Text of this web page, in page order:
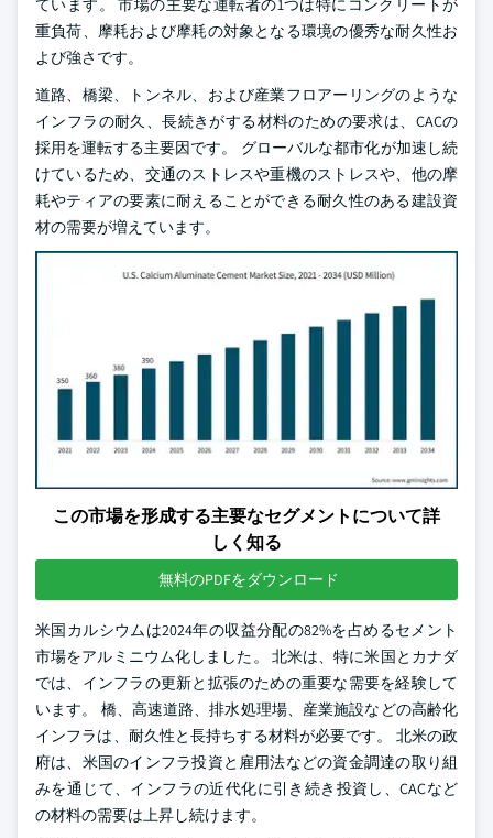
ています。 市場の主要な運転者の1つは特にコンクリートが
重負荷、摩耗および摩耗の対象となる環境の優秀な耐久性お
よび強さです。
道路、橋梁、トンネル、および産業フロアーリングのような
インフラの耐久、長続きがする材料のための要求は、CACの
採用を運転する主要因です。 グローバルな都市化が加速し続
けているため、交通のストレスや重機のストレスや、他の摩
耗やティアの要素に耐えることができる耐久性のある建設資
材の需要が増えています。
この市場を形成する主要なセグメントについて詳
しく知る
無料のPDFをダウンロード
米国カルシウムは2024年の収益分配の82%を占めるセメント
市場をアルミニウム化しました。 北米は、特に米国とカナダ
では、インフラの更新と拡張のための重要な需要を経験して
います。 橋、高速道路、排水処理場、産業施設などの高齢化
インフラは、耐久性と長持ちする材料が必要です。 北米の政
府は、米国のインフラ投資と雇用法などの資金調達の取り組
みを通じて、インフラの近代化に引き続き投資し、CACなど
の材料の需要は上昇し続けます。